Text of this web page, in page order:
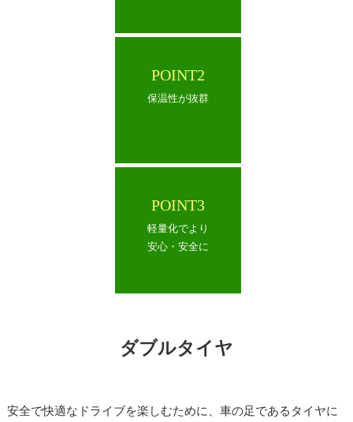
POINT2
保温性が抜群
POINT3
軽量化でより
安心・安全に
ダブルタイヤ
安全で快適なドライブを楽しむために、車の足であるタイヤに